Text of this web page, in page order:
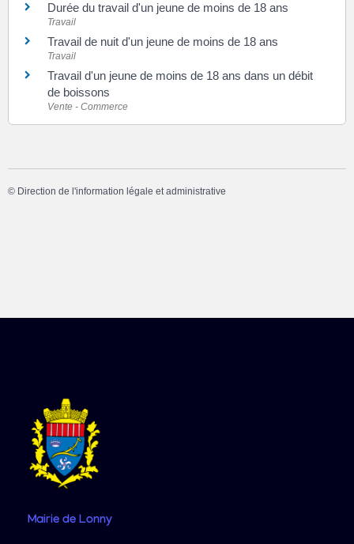
Durée du travail d'un jeune de moins de 18 ans
Travail
Travail de nuit d'un jeune de moins de 18 ans
Travail
Travail d'un jeune de moins de 18 ans dans un débit
de boissons
Vente - Commerce
© Direction de l'information légale et administrative
Mairie de Lonny